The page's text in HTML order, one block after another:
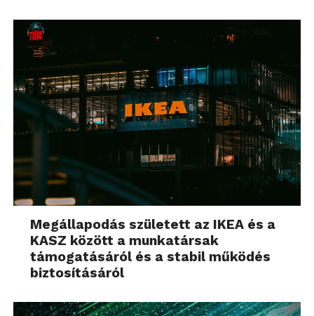
Megállapodás született az IKEA és a
KASZ között a munkatársak
támogatásáról és a stabil működés
biztosításáról